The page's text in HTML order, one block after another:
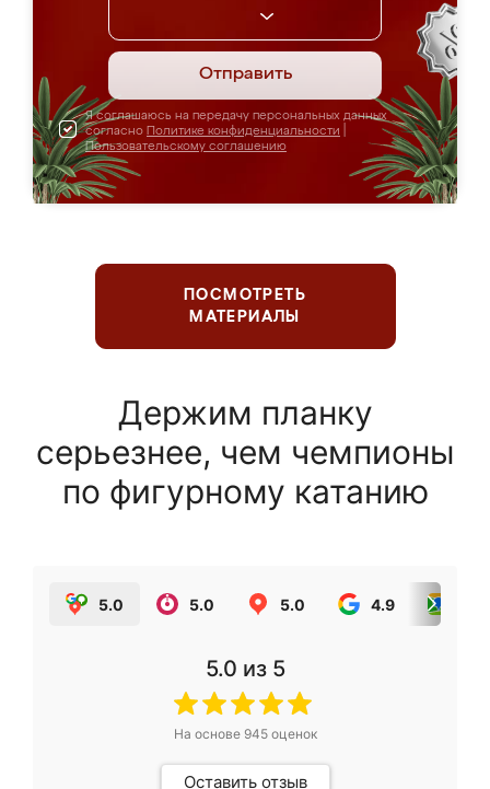
Отправить
Я соглашаюсь на передачу персональных данных
согласно Политике конфиденциальности
Пользовательскому соглашению
ПОСМОТРЕТЬ
МАТЕРИАЛЫ
Держим планку
серьезнее, чем чемпионы
по фигурному катанию
5.0 5.0 5.0 4.9
5.0 из 5
На основе 945оценок
Оставить отзыв